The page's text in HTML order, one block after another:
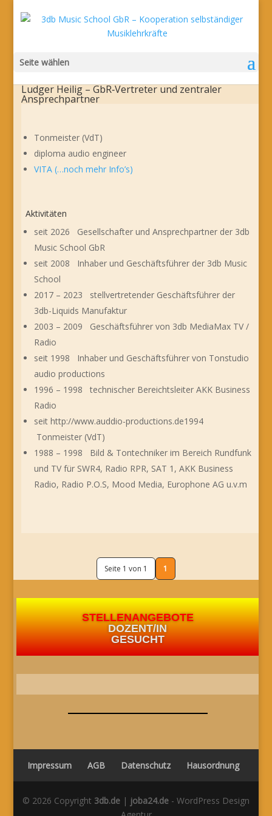
Seite wählen
Ludger Heilig – GbR‑Vertreter und zentraler
Ansprechpartner
Tonmeister (VdT)
diploma audio engineer
VITA (…noch mehr Info’s)
Aktivitäten
seit 2026 Gesellschafter und Ansprechpartner der 3db
Music School GbR
seit 2008 Inhaber und Geschäftsführer der 3db Music
School
2017 – 2023 stellvertretender Geschäftsführer der
3db-Liquids Manufaktur
2003 – 2009 Geschäftsführer von 3db MediaMax TV /
Radio
seit 1998 Inhaber und Geschäftsführer von Tonstudio
audio productions
1996 – 1998 technischer Bereichtsleiter AKK Business
Radio
seit http://www.auddio-productions.de1994
Tonmeister (VdT)
1988 – 1998 Bild & Tontechniker im Bereich Rundfunk
und TV für SWR4, Radio RPR, SAT 1, AKK Business
Radio, Radio P.O.S, Mood Media, Europhone AG u.v.m
Seite 1 von 1 1
STELLENANGEBOTE
DOZENT/IN
GESUCHT
Impressum AGB Datenschutz Hausordnung
© 2026 Copyright 3db.de | joba24.de - WordPress Design